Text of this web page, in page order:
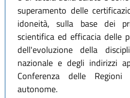
superamento delle
idoneità, sulla base dei
scientifica ed efficacia delle
dell'evoluzione della
nazionale e degli indirizzi
Conferenza delle
autonome.